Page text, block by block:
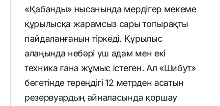
«Қабанды» нысанында мердігер мекеме
құрылысқа жарамсыз сары топырақты
пайдаланғанын тіркеді. Құрылыс
алаңында небәрі үш адам мен екі
техника ғана жұмыс істеген. Ал «Шибут»
бөгетінде тереңдігі 12 метрден асатын
резервуардың айналасында қоршау